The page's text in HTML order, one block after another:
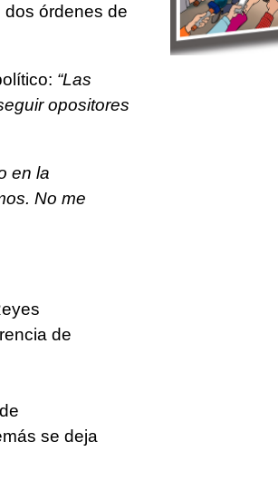
órdenes de
“Las
opositores
en la
No me
de
se deja